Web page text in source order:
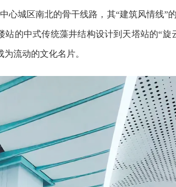
心城区南北的骨干线路，其“建筑风情线”
站的中式传统藻井结构设计到天塔站的“旋
流动的文化名片。
欢